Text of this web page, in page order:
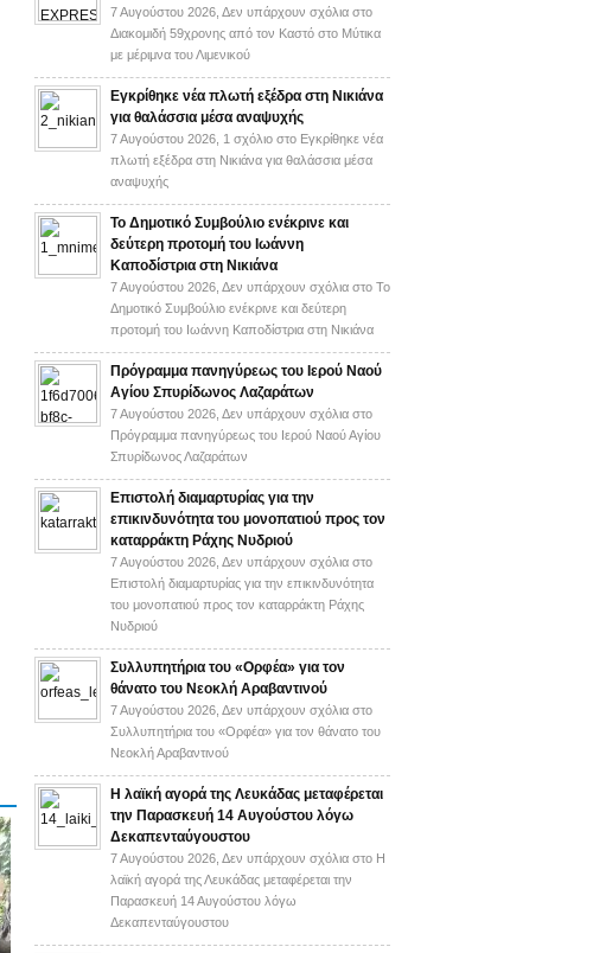
7 Αυγούστου 2026, Δεν υπάρχουν σχόλια στο
Διακομιδή 59χρονης από τον Καστό στο Μύτικα
με μέριμνα του Λιμενικού
Εγκρίθηκε νέα πλωτή εξέδρα στη Νικιάνα
για θαλάσσια μέσα αναψυχής
7 Αυγούστου 2026, 1 σχόλιο στο Εγκρίθηκε νέα
πλωτή εξέδρα στη Νικιάνα για θαλάσσια μέσα
αναψυχής
Το Δημοτικό Συμβούλιο ενέκρινε και
δεύτερη προτομή του Ιωάννη
Καποδίστρια στη Νικιάνα
7 Αυγούστου 2026, Δεν υπάρχουν σχόλια στο Το
Δημοτικό Συμβούλιο ενέκρινε και δεύτερη
προτομή του Ιωάννη Καποδίστρια στη Νικιάνα
Πρόγραμμα πανηγύρεως του Ιερού Ναού
Αγίου Σπυρίδωνος Λαζαράτων
7 Αυγούστου 2026, Δεν υπάρχουν σχόλια στο
Πρόγραμμα πανηγύρεως του Ιερού Ναού Αγίου
Σπυρίδωνος Λαζαράτων
Επιστολή διαμαρτυρίας για την
επικινδυνότητα του μονοπατιού προς τον
καταρράκτη Ράχης Νυδριού
7 Αυγούστου 2026, Δεν υπάρχουν σχόλια στο
Επιστολή διαμαρτυρίας για την επικινδυνότητα
του μονοπατιού προς τον καταρράκτη Ράχης
Νυδριού
Συλλυπητήρια του «Ορφέα» για τον
θάνατο του Νεοκλή Αραβαντινού
7 Αυγούστου 2026, Δεν υπάρχουν σχόλια στο
Συλλυπητήρια του «Ορφέα» για τον θάνατο του
Νεοκλή Αραβαντινού
Η λαϊκή αγορά της Λευκάδας μεταφέρεται
την Παρασκευή 14 Αυγούστου λόγω
Δεκαπενταύγουστου
7 Αυγούστου 2026, Δεν υπάρχουν σχόλια στο Η
λαϊκή αγορά της Λευκάδας μεταφέρεται την
Παρασκευή 14 Αυγούστου λόγω
Δεκαπενταύγουστου